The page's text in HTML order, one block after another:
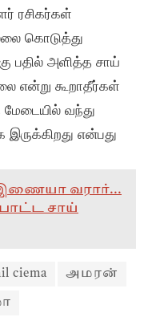
ரசிகர்கள்
கொடுத்து
பதில் அளித்த சாய்
என்று கூறாதீர்கள்
வந்து
என்பது
இணையா வரார்...
சாய்
ciema அமரன்